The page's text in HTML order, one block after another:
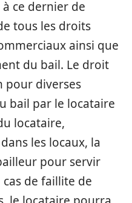
ce dernier de
tous les droits
ainsi que
du bail. Le droit
pour diverses
bail par le locataire
locataire,
les locaux, la
pour servir
de faillite de